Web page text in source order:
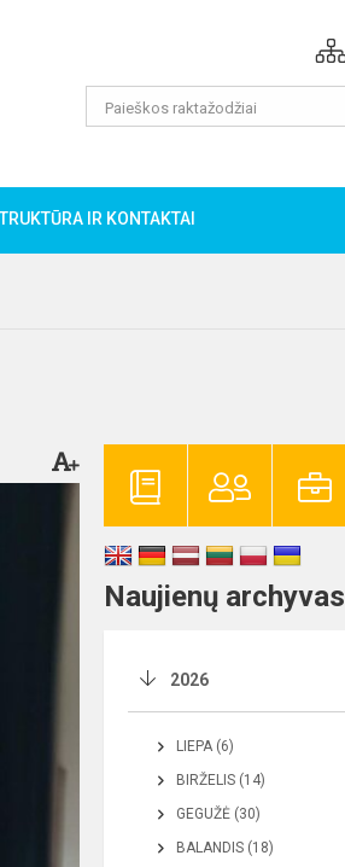
IR KONTAKTAI
Naujienų archyvas
2026
LIEPA (6)
BIRŽELIS (14)
GEGUŽĖ (30)
BALANDIS (18)